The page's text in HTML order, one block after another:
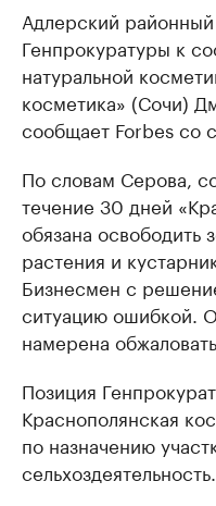
Адлерский
Генпрокуратуры к
натуральной
косметика» (Сочи)
сообщает Forbes со
По словам Серова,
течение 30 дней
обязана освободить
растения и
Бизнесмен с
ситуацию ошибкой.
намерена
Позиция
Краснополянская
по назначению
сельхоздеятельность.